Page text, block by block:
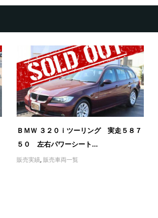
ＢＭＷ ３２０ｉツーリング 実走５８７
５０ 左右パワーシート...
販売実績,販売車両一覧